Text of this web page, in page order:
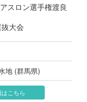
スロン選手権渡良
大会
地 (群馬県)
こちら